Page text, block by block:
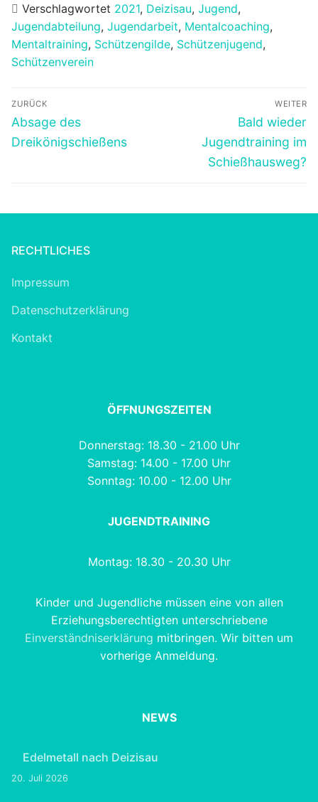
Verschlagwortet 2021, Deizisau, Jugend,
Jugendabteilung, Jugendarbeit, Mentalcoaching,
Mentaltraining, Schützengilde, Schützenjugend,
Schützenverein
Beitragsnavigation
ZURÜCK
Vorheriger
Beitrag:
Absage des
Dreikönigschießens
WEITER
Nächster
Beitrag:
Bald wieder
Jugendtraining im
Schießhausweg?
RECHTLICHES
Impressum
Datenschutzerklärung
Kontakt
ÖFFNUNGSZEITEN
Donnerstag: 18.30 - 21.00 Uhr
Samstag: 14.00 - 17.00 Uhr
Sonntag: 10.00 - 12.00 Uhr
JUGENDTRAINING
Montag: 18.30 - 20.30 Uhr
Kinder und Jugendliche müssen eine von allen
Erziehungsberechtigten unterschriebene
Einverständniserklärung mitbringen. Wir bitten um
vorherige Anmeldung.
NEWS
Edelmetall nach Deizisau
20. Juli 2026